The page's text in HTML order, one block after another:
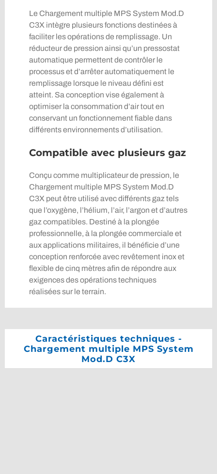
Le Chargement multiple MPS System Mod.D
C3X intègre plusieurs fonctions destinées à
faciliter les opérations de remplissage. Un
réducteur de pression ainsi qu’un pressostat
automatique permettent de contrôler le
processus et d’arrêter automatiquement le
remplissage lorsque le niveau défini est
atteint. Sa conception vise également à
optimiser la consommation d’air tout en
conservant un fonctionnement fiable dans
différents environnements d’utilisation.
Compatible avec plusieurs gaz
Conçu comme multiplicateur de pression, le
Chargement multiple MPS System Mod.D
C3X peut être utilisé avec différents gaz tels
que l’oxygène, l’hélium, l’air, l’argon et d’autres
gaz compatibles. Destiné à la plongée
professionnelle, à la plongée commerciale et
aux applications militaires, il bénéficie d’une
conception renforcée avec revêtement inox et
flexible de cinq mètres afin de répondre aux
exigences des opérations techniques
réalisées sur le terrain.
Caractéristiques techniques -
Chargement multiple MPS System
Mod.D C3X